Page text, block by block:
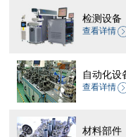
检测设备
查看详情
自动化设
查看详情
材料部件